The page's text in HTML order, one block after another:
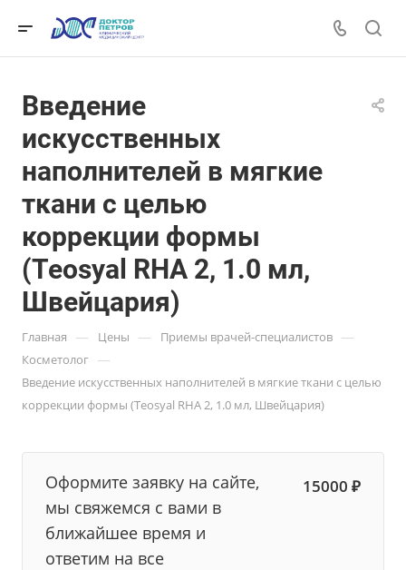
Введение
искусственных
наполнителей в мягкие
ткани с целью
коррекции формы
(Teosyal RHA 2, 1.0 мл,
Швейцария)
Главная — Цены — Приемы врачей-специалистов —
Косметолог —
Введение искусственных наполнителей в мягкие ткани с целью
коррекции формы (Teosyal RHA 2, 1.0 мл, Швейцария)
Оформите заявку на сайте,
мы свяжемся с вами в
ближайшее время и
ответим на все
15000 ₽